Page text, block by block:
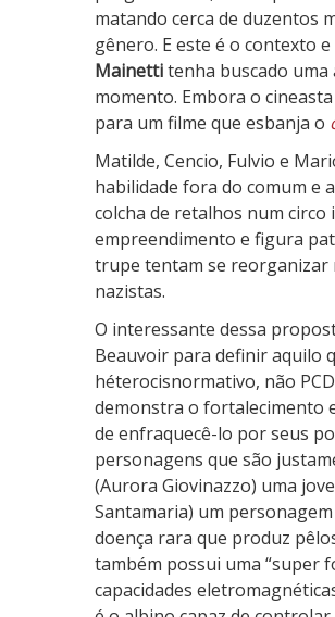
O
u
t
matando cerca de duzentos
gênero. E este é o contexto e
Mainettitenha buscado
momento. Embora o
para um filme que esbanja o
Matilde, Cencio, Fulvio e
habilidade fora do comum e
colcha de retalhos num circo
empreendimento e figura
trupe tentam se reorganizar
nazistas.
O interessante dessa
Beauvoir para definir aquilo
héterocisnormativo, não
demonstra o fortalecimento
de enfraquecê-lo por seus
personagens que são
(Aurora Giovinazzo) uma
Santamaria) um
doença rara que produz
também possui uma “super
capacidades